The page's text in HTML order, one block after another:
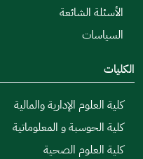
الأسئلة الشائعة
السياسات
الكليات
كلية العلوم الإدارية والمالية
كلية الحوسبة و المعلوماتية
كلية العلوم الصحية